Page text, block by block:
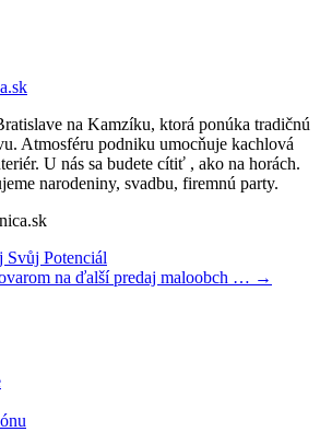
na Kamzíku, ktorá ponúka tradičnú
Atmosféru podniku umocňuje kachlová
U nás sa budete cítiť , ako na horách.
narodeniny, svadbu, firemnú party.
Potenciál
na ďalší predaj maloobch … →